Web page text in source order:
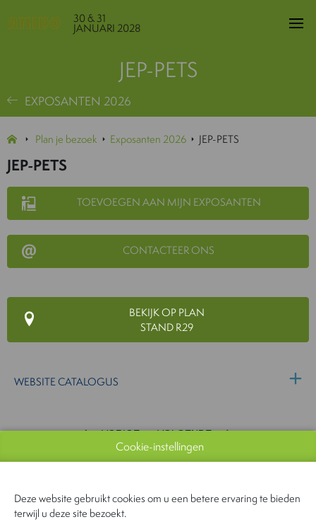
30 & 31
JANUARI 2028
JEP-PETS
EXPOSANTEN 2026
Plan je bezoek Exposanten 2026 JEP-PETS
JEP-PETS
TOEVOEGEN AAN MIJN EXPOSANTEN
CONTACTEER ONS
BEKIJK OP PLAN
STAND R29
WEBSITE CATALOGUS
VORIGE VOLGENDE
Cookie-instellingen
Deze website gebruikt cookies om u een betere ervaring te bieden
terwijl u deze site bezoekt.